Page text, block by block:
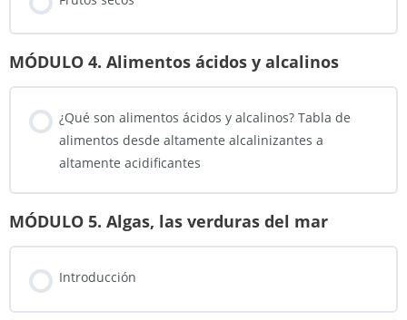
Mijo
MÓDULO 4. Alimentos ácidos y alcalinos
¿Qué son alimentos ácidos y alcalinos? Tabla de
alimentos desde altamente alcalinizantes a
altamente acidificantes
MÓDULO 5. Algas, las verduras del mar
Introducción